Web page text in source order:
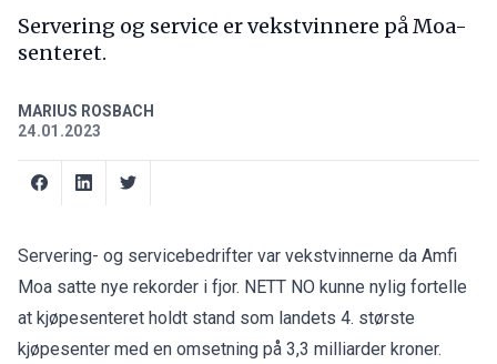
Servering og service er vekstvinnere på Moa-
senteret.
MARIUS ROSBACH
24.01.2023
Servering- og servicebedrifter var vekstvinnerne da Amfi
Moa satte nye rekorder i fjor. NETT NO kunne nylig fortelle
at kjøpesenteret holdt stand som landets 4. største
kjøpesenter med en omsetning på 3,3 milliarder kroner.